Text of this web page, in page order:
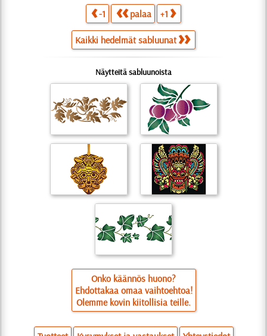
-1 palaa +1
Kaikki hedelmät sabluunat
Näytteitä sabluunoista
Onko käännös huono?
Ehdottakaa omaa vaihtoehtoa!
Olemme kovin kiitollisia teille.